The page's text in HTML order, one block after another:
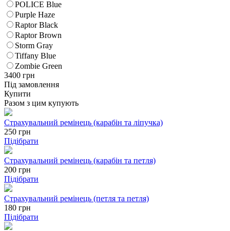
POLICE Blue
Purple Haze
Raptor Black
Raptor Brown
Storm Gray
Tiffany Blue
Zombie Green
3400 грн
Під замовлення
Купити
Разом з цим купують
Страхувальний ремінець (карабін та ліпучка)
250 грн
Підібрати
Страхувальний ремінець (карабін та петля)
200 грн
Підібрати
Страхувальний ремінець (петля та петля)
180 грн
Підібрати